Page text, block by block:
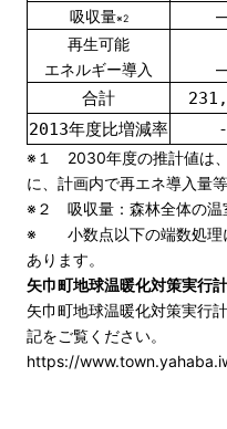
吸収量※2
再生可能
エネルギー導入
合計
2013年度比増減率
-
※１ 2030年度の推計値は
に、計画内で再エネ導入量
※２ 吸収量：森林全体の温
※ 小数点以下の端数処理
あります。
矢巾町地球温暖化対策実行
矢巾町地球温暖化対策実行
記をご覧ください。
https://